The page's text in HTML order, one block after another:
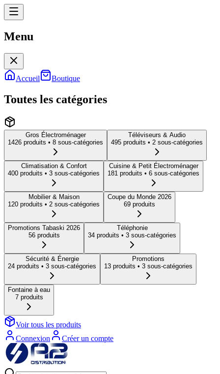
Menu
Accueil Boutique
Toutes les catégories
Gros Électroménager
1426 produits • 8 sous-catégories
Téléviseurs & Audio
495 produits • 2 sous-catégories
Climatisation & Confort
400 produits • 3 sous-catégories
Cuisine & Petit Électroménager
181 produits • 6 sous-catégories
Mobilier & Maison
120 produits • 2 sous-catégories
Coupe du Monde 2026
69 produits
Promotions Tabaski 2026
56produits
Téléphonie
34 produits • 3 sous-catégories
Sécurité & Énergie
24 produits • 3 sous-catégories
Promotions
13 produits • 3 sous-catégories
Fontaine à eau
7produits
Voir tous les produits
Connexion
Créer un compte